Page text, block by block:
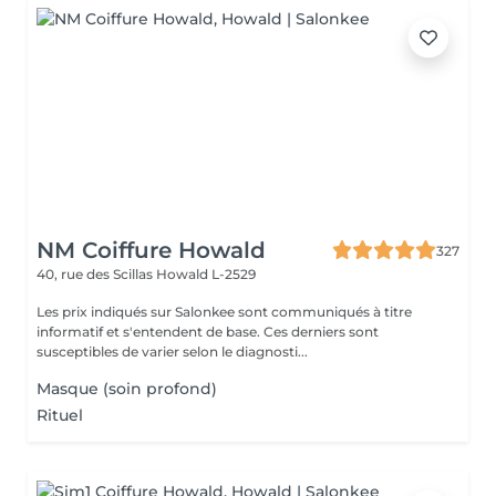
NM Coiffure Howald
327
40, rue des Scillas Howald L-2529
Les prix indiqués sur Salonkee sont communiqués à titre
informatif et s'entendent de base. Ces derniers sont
susceptibles de varier selon le diagnosti...
Masque (soin profond)
Rituel